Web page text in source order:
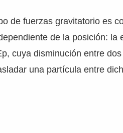
de fuerzas gravitatorio es
de la posición: la
cuya disminución entre
una partícula entre